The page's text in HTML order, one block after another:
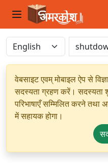
वेबसाइट एवम् मोबाइल ऐप से
सदस्यता ग्रहण करें। सदस्यता
परिभाषाएँ सम्मिलित करने तथा
में सहायक होगा।